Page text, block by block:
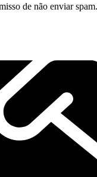
de não enviar